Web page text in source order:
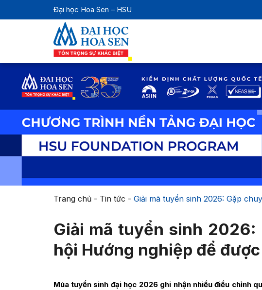
Đại học Hoa Sen – HSU
Trang chủ- Tin tức - Giải mã tuyển sinh 2026: Gặp
Giải mã tuyển sinh
hội Hướng nghiệp để
Mùa tuyển sinh đại học 2026 ghi nhận nhiều điều chỉnh